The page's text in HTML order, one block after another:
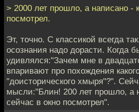
> 2000 лет прошло, а написано -
посмотрел.
Эт, точно. С классикой всегда
осознания надо дорасти. Когда
удивлялся:"Зачем мне в
впаривают про похождения
"доисторического хмыря"?".
мысли:"Блин! 200 лет прошло, а
сейчас в окно посмотрел".